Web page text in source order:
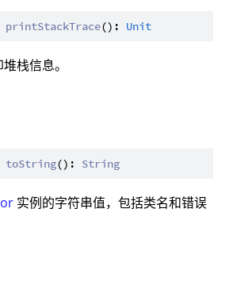
printStackTrace(): Unit
栈信息。
toString(): String
实例的字符串值，包括类名和错误